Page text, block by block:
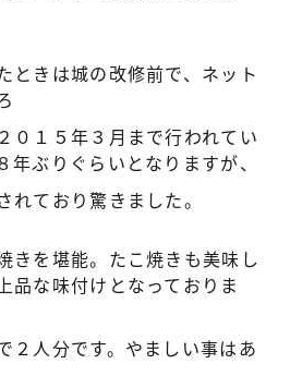
ときは城の改修前で、ネット
０１５年３月まで行われてい
ぶりぐらいとなりますが、
れており驚きました。
きを堪能。たこ焼きも美味し
品な味付けとなっておりま
２人分です。やましい事はあ